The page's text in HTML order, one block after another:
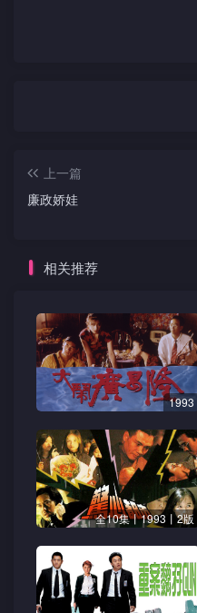
上一篇
廉政娇娃
相关推荐
1993
全10集丨1993丨2版